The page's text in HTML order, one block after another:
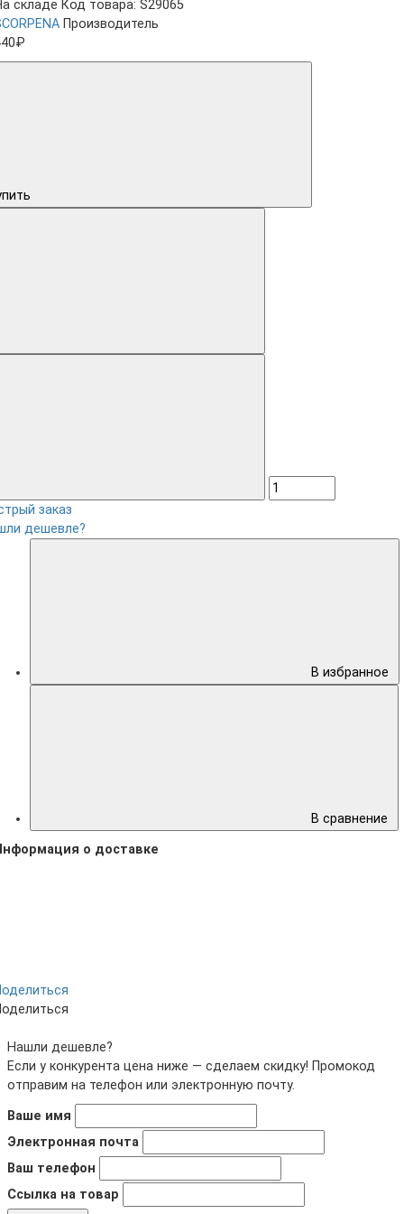
складе Код товара: S29065
Производитель
заказ
дешевле?
В избранное
В сравнение
о доставке
Нашли дешевле?
Если у конкурента цена ниже — сделаем скидку! Промокод
отправим на телефон или электронную почту.
Ваше имя
Электронная почта
Ваш телефон
Ссылка на товар